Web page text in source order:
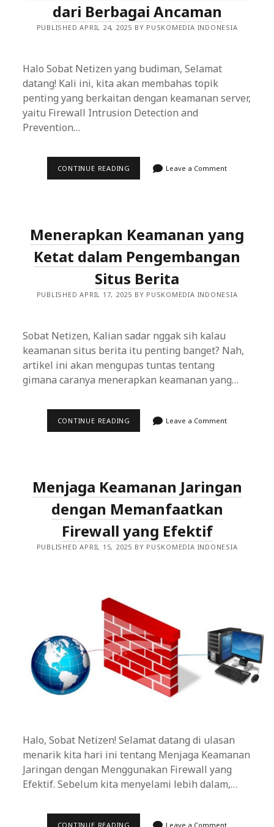
dari Berbagai Ancaman
PUBLISHED APRIL 24, 2025 BY PUSKOMEDIA INDONESIA
Halo Sobat Netizen yang budiman, Selamat
datang! Kali ini, kita akan membahas topik
penting yang berkaitan dengan keamanan server,
yaitu Firewall Intrusion Detection and
Prevention…
CONTINUE READING FIREWALL
PERLINDUNGAN
MAKSIMAL
SERVER
DARI
BERBAGAI
ANCAMAN
Leave a Comment
Menerapkan Keamanan yang
Ketat dalam Pengembangan
Situs Berita
PUBLISHED APRIL 17, 2025 BY PUSKOMEDIA INDONESIA
Sobat Netizen, Kalian sadar nggak sih kalau
keamanan situs berita itu penting banget? Nah,
artikel ini akan mengupas tuntas tentang
gimana caranya menerapkan keamanan yang…
CONTINUE READING MENERAPKAN
BERITA
Leave a Comment
Menjaga Keamanan Jaringan
dengan Memanfaatkan
Firewall yang Efektif
PUBLISHED APRIL 15, 2025 BY PUSKOMEDIA INDONESIA
Halo, Sobat Netizen! Selamat datang di ulasan
menarik kita hari ini tentang Menjaga Keamanan
Jaringan dengan Menggunakan Firewall yang
Efektif. Sebelum kita menyelami lebih dalam,…
CONTINUE READING MENJAGA Leave a Comment